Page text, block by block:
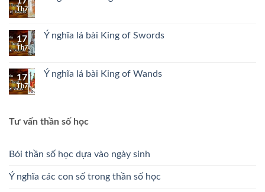
Th7
17
Th7
Ý nghĩa lá bài King of Swords
17
Th7
Ý nghĩa lá bài King of Wands
Tư vấn thần số học
Bói thần số học dựa vào ngày sinh
Ý nghĩa các con số trong thần số học